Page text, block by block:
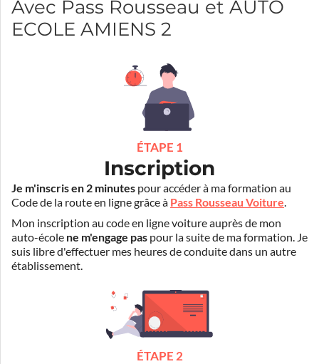
Avec Pass Rousseau et AUTO
ECOLE AMIENS 2
ÉTAPE 1
Inscription
Je m'inscris en 2 minutes pour accéder à ma formation au
Code de la route en ligne grâce à Pass Rousseau Voiture
Mon inscription au code en ligne voiture auprès de mon
auto-école ne m'engage pas pour la suite de ma formation. Je
suis libre d'effectuer mes heures de conduite dans un autre
établissement.
ÉTAPE 2